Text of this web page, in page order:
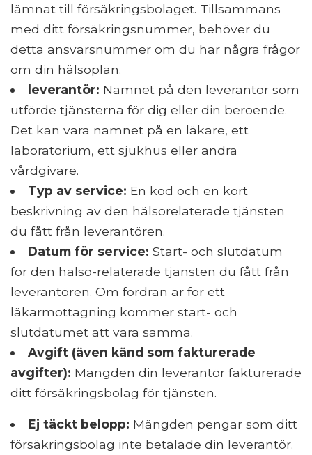
lämnat till försäkringsbolaget. Tillsammans
med ditt försäkringsnummer, behöver du
detta ansvarsnummer om du har några frågor
om din hälsoplan.
leverantör: Namnet på den leverantör som
utförde tjänsterna för dig eller din beroende.
Det kan vara namnet på en läkare, ett
laboratorium, ett sjukhus eller andra
vårdgivare.
Typ av service: En kod och en kort
beskrivning av den hälsorelaterade tjänsten
du fått från leverantören.
Datum för service: Start- och slutdatum
för den hälso-relaterade tjänsten du fått från
leverantören. Om fordran är för ett
läkarmottagning kommer start- och
slutdatumet att vara samma.
Avgift (även känd som fakturerade
avgifter): Mängden din leverantör fakturerade
ditt försäkringsbolag för tjänsten.
Ej täckt belopp: Mängden pengar som ditt
försäkringsbolag inte betalade din leverantör.